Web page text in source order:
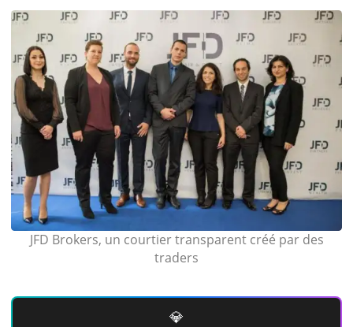
JFD Brokers, un courtier transparent créé par des
traders
💎